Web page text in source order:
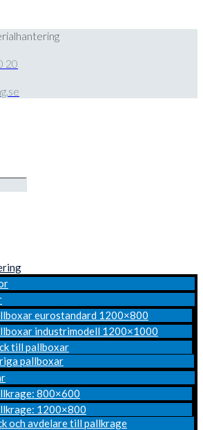
20
eurostandard 1200×800
industrimodell 1200×1000
till pallboxar
pallboxar
800×600
1200×800
och avdelare till pallkrage